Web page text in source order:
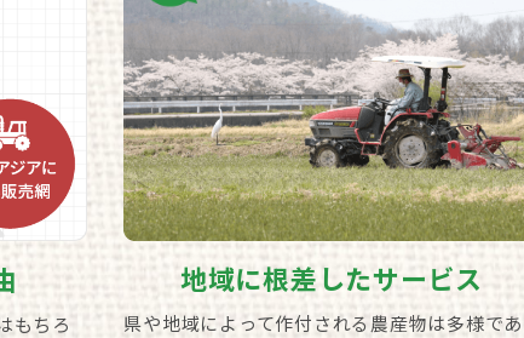
もちろ
地域に根差したサービス
県や地域によって作付される農産物は多様であ